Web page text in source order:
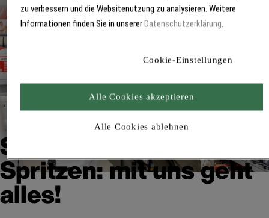
Streichen, Rollen oder
Spritzen: mit uns geht
alles!
zu verbessern und die Websitenutzung zu analysieren. Weitere
Informationen finden Sie in unserer Datenschutzerklärung.
Cookie-Einstellungen
Alle Cookies ablehnen
Alle Cookies akzeptieren